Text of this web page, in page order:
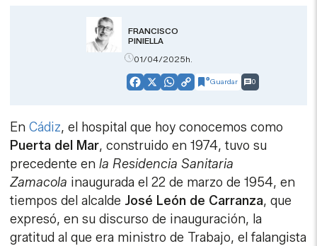
FRANCISCO
PINIELLA
01/04/2025h.
Facebook
X WhatsApp
CopyGuardar 0
EnCádiz, el hospital que hoy conocemos como
Puerta del Mar, construido en 1974, tuvo su
precedente enla Residencia Sanitaria
Zamacola inaugurada el 22 de marzo de 1954, en
tiempos del alcalde José León de Carranza, que
expresó, en su discurso de inauguración, la
gratitud al que era ministro de Trabajo, el falangista